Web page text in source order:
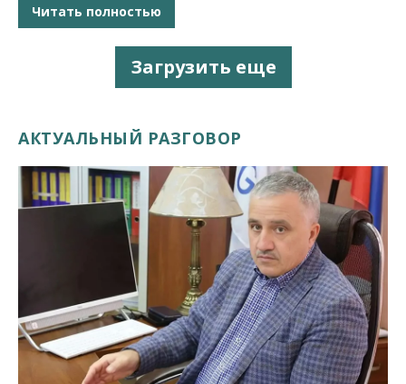
Читать полностью
Загрузить еще
АКТУАЛЬНЫЙ РАЗГОВОР